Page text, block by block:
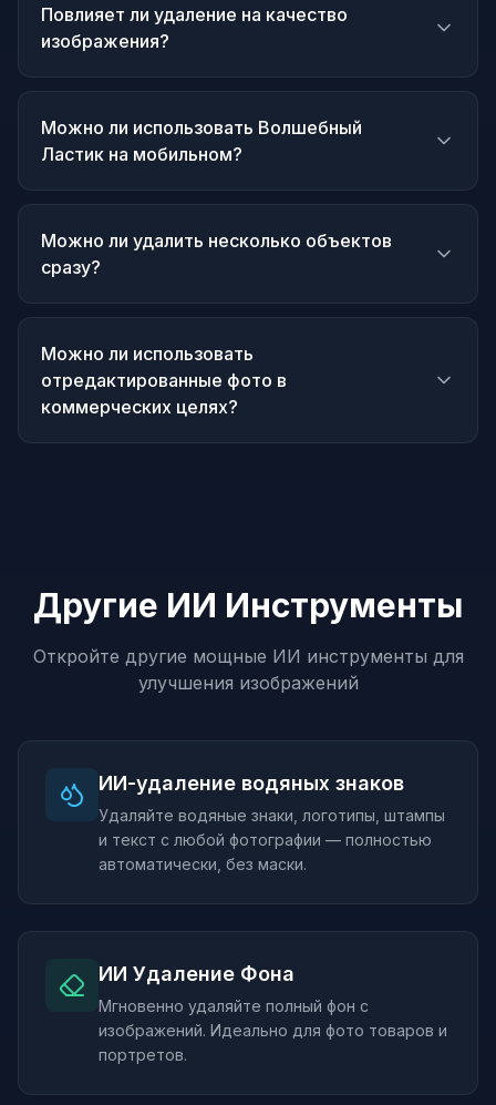
Повлияет ли удаление на качество
изображения?
Можно ли использовать Волшебный
Ластик на мобильном?
Можно ли удалить несколько объектов
сразу?
Можно ли использовать
отредактированные фото в
коммерческих целях?
Другие ИИ Инструменты
Откройте другие мощные ИИ инструменты для
улучшения изображений
ИИ-удаление водяных знаков
Удаляйте водяные знаки, логотипы, штампы
и текст с любой фотографии — полностью
автоматически, без маски.
ИИ Удаление Фона
Мгновенно удаляйте полный фон с
изображений. Идеально для фото товаров и
портретов.